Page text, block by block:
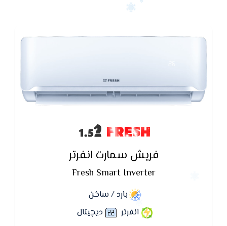
FRESH
فريش سمارت انفرتر
Fresh Smart Inverter
بارد / ساخن
انفرتر
ديچيتال